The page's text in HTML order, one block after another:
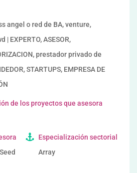
angel o red de BA, venture,
EXPERTO, ASESOR,
prestador privado de
STARTUPS, EMPRESA DE
de los proyectos que asesora
Especialización sectorial
Array